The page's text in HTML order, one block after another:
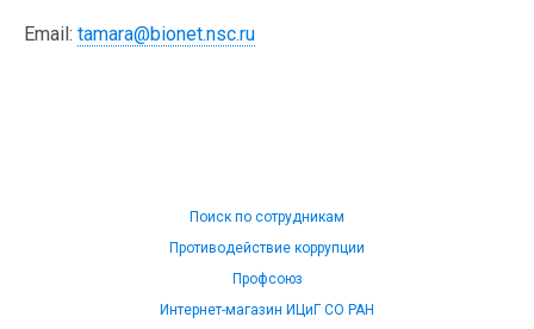
Email: tamara@bionet.nsc.ru
Поиск по сотрудникам
Противодействие коррупции
Профсоюз
Интернет-магазин ИЦиГ СО РАН